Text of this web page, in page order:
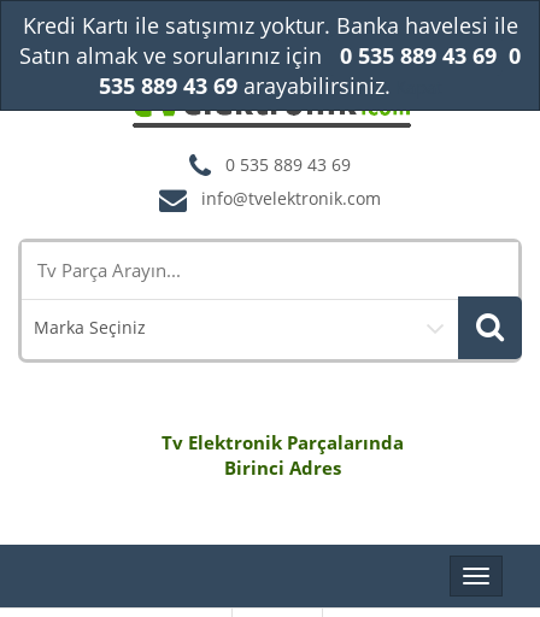
0 535 889 43 69
info@tvelektronik.com
Marka Seçiniz
Tv Elektronik Parçalarında
Birinci Adres
Toggle
Kredi Kartı ile satışımız yoktur. Banka havelesi ile
Satın almak ve sorularınız için
0 535 889 43 69 0
535 889 43 69arayabilirsiniz.